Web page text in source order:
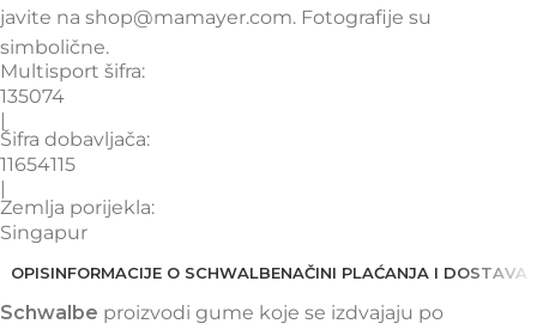
javite na shop@mamayer.com. Fotografije su
simbolične.
Multisport šifra:
135074
|
Šifra dobavljača:
11654115
|
Zemlja porijekla:
Singapur
OPISINFORMACIJE O SCHWALBENAČINI PLAĆANJA I DOSTAVA
Schwalbe proizvodi gume koje se izdvajaju po